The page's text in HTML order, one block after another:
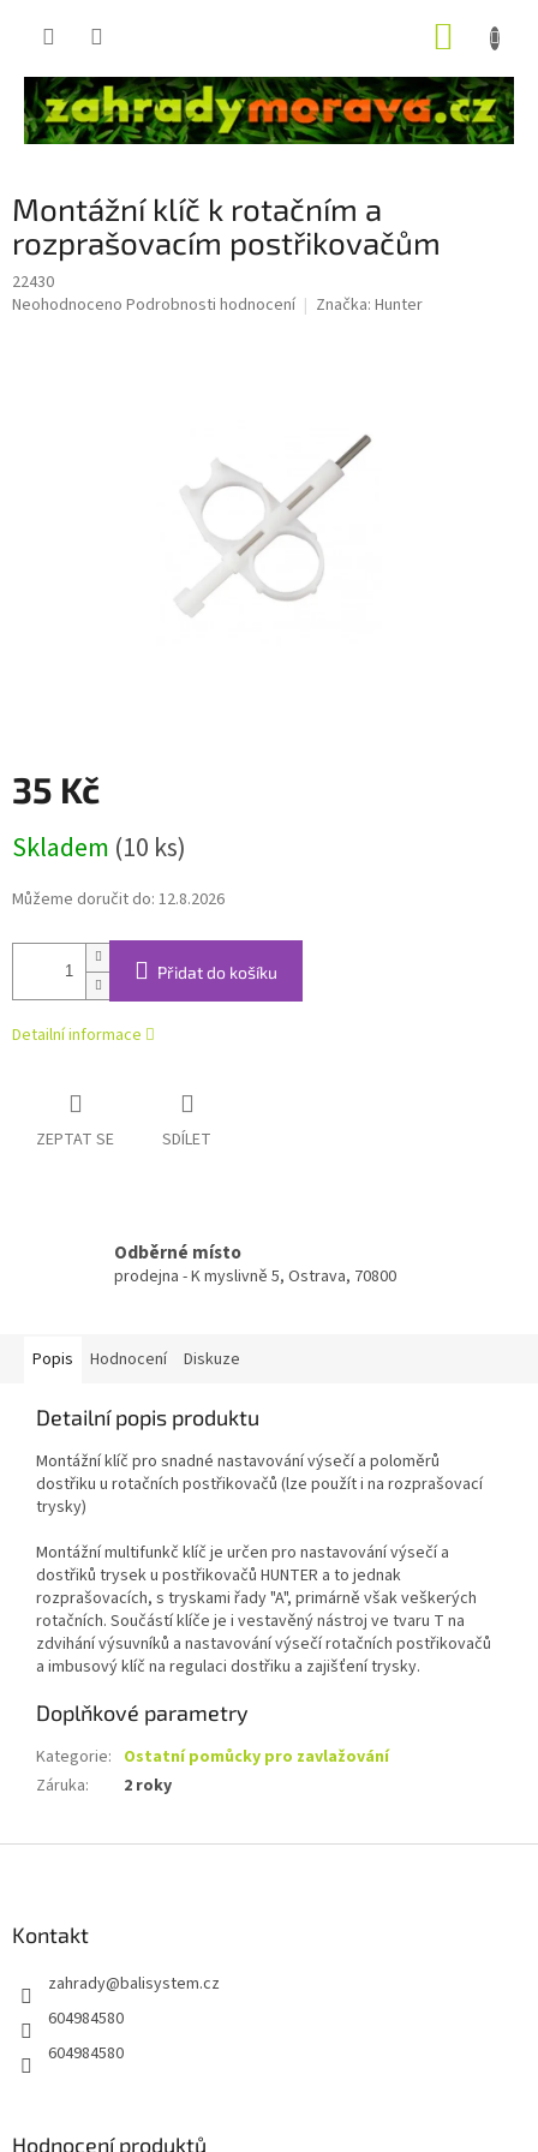
Montážní klíč k rotačním a
rozprašovacím postřikovačům
22430
Průměrné
Neohodnoceno Podrobnosti hodnocení Značka: Hunter
35 Kč
cena:
Skladem (10 ks)
Můžeme doručit do: 12.8.2026
Přidat do košíku
Detailní informace
ZEPTAT SE SDÍLET
Odběrné místo
prodejna - K myslivně 5, Ostrava, 70800
Popis Hodnocení Diskuze
Detailní popis produktu
Montážní klíč pro snadné nastavování výsečí a poloměrů
dostřiku u rotačních postřikovačů (lze použít i na rozprašovací
trysky)
Montážní multifunkč klíč je určen pro nastavování výsečí a
dostřiků trysek u postřikovačů HUNTER a to jednak
rozprašovacích, s tryskami řady "A", primárně však veškerých
rotačních. Součástí klíče je i vestavěný nástroj ve tvaru T na
zdvihání výsuvníků a nastavování výsečí rotačních postřikovačů
a imbusový klíč na regulaci dostřiku a zajišťení trysky.
Doplňkové parametry
Kategorie: Ostatní pomůcky pro zavlažování
Záruka: 2 roky
Kontakt
zahrady@balisystem.cz
604984580
604984580
Hodnocení produktů